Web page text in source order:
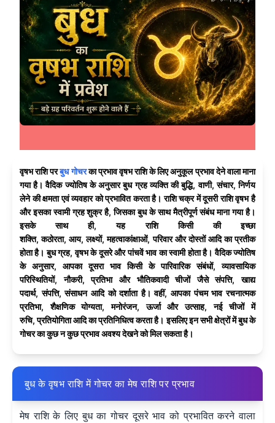
वृषभ राशि परबुध गोचरका प्रभाव वृषभ राशि के लिए अनुकूल प्रभाव देने वाला माना
गया है। वैदिक ज्योतिष के अनुसार बुध ग्रह व्यक्ति की बुद्धि, वाणी, संचार, निर्णय
लेने की क्षमता एवं व्यवहार को प्रभावित करता है। राशि चक्र में दूसरी राशि वृषभ है
और इसका स्वामी ग्रह शुक्र है, जिसका बुध के साथ मैत्रीपूर्ण संबंध माना गया है।
इसके साथ ही, यह राशि किसी की इच्छा
शक्ति, कठोरता, आय, लक्ष्यों, महत्वाकांक्षाओं, परिवार और दोस्तों आदि का प्रतीक
होता है। बुध ग्रह, वृषभ के दूसरे और पांचवें भाव का स्वामी होता है। वैदिक ज्योतिष
के अनुसार, आपका दूसरा भाव किसी के पारिवारिक संबंधों, व्यावसायिक
परिस्थितियों, नौकरी, प्रतिभा और भौतिकवादी चीजों जैसे संपत्ति, खाद्य
पदार्थ, संपत्ति, संसाधन आदि को दर्शाता है। वहीं, आपका पंचम भाव रचनात्मक
प्रतिभा, शैक्षणिक योग्यता, मनोरंजन, ऊर्जा और उत्साह, नई चीजों में
रुचि, प्रतियोगिता आदि का प्रतिनिधित्व करता है। इसलिए इन सभी क्षेत्रों में बुध के
गोचर का कुछ न कुछ प्रभाव अवश्य देखने को मिल सकता है।
बुध के वृषभ राशि में गोचर का मेष राशि पर प्रभाव
मेष राशि के लिए बुध का गोचर दूसरे भाव को प्रभावित करने वाला